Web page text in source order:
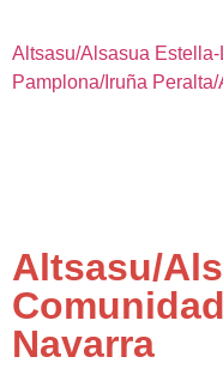
Altsasu/Alsasua
Pamplona/Iruña
Altsasu/
Navarra